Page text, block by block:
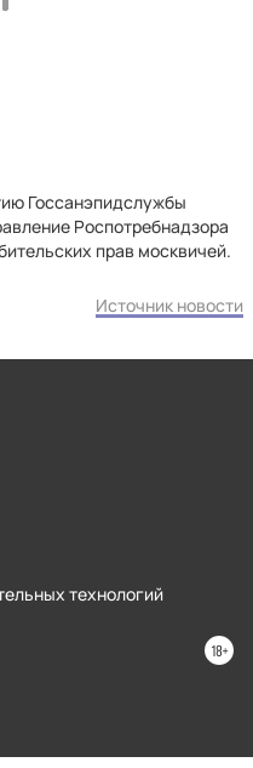
Госсанэпидслужбы
Роспотребнадзора
прав москвичей.
Источник новости
технологий